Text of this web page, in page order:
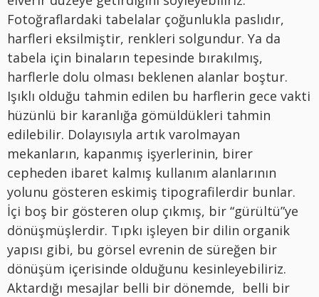
Fotoğraflardaki tabelalar çoğunlukla paslıdır,
harfleri eksilmiştir, renkleri solgundur. Ya da
tabela için binaların tepesinde bırakılmış,
harflerle dolu olması beklenen alanlar boştur.
Işıklı olduğu tahmin edilen bu harflerin gece vakti
hüzünlü bir karanlığa gömüldükleri tahmin
edilebilir. Dolayısıyla artık varolmayan
mekanların, kapanmış işyerlerinin, birer
cepheden ibaret kalmış kullanım alanlarının
yolunu gösteren eskimiş tipografilerdir bunlar.
İçi boş bir gösteren olup çıkmış, bir “gürültü”ye
dönüşmüşlerdir. Tıpkı işleyen bir dilin organik
yapısı gibi, bu görsel evrenin de süreğen bir
dönüşüm içerisinde olduğunu kesinleyebiliriz.
Aktardığı mesajlar belli bir dönemde, belli bir